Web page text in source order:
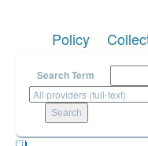
Policy
Search Term